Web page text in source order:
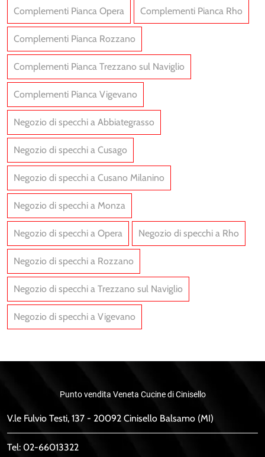
Complementi Pianca Opera Complementi Pianca Rho
Complementi Pianca Rozzano
Complementi Pianca Trezzano sul Naviglio
Complementi Pianca Vigevano
Negozio di specchi a Abbiategrasso
Negozio di specchi a Cusago
Negozio di specchi a Cusano Milanino
Negozio di specchi a Monza
Negozio di specchi a Opera Negozio di specchi a Rho
Negozio di specchi a Rozzano
Negozio di specchi a Trezzano sul Naviglio
Negozio di specchi a Vigevano
Punto vendita Veneta Cucine di Cinisello
V.le Fulvio Testi, 137 - 20092 Cinisello Balsamo (MI)
Tel: 02-66013322